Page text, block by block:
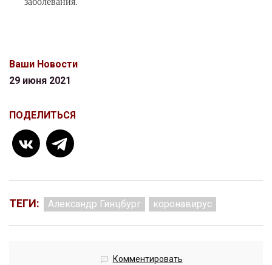
Ваши Новости
29 июня 2021
ПОДЕЛИТЬСЯ
ТЕГИ: Александр Гинцбург коронавирус
Комментировать